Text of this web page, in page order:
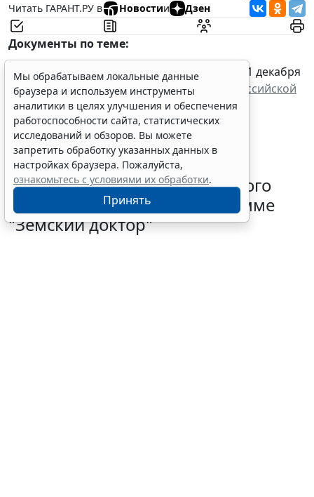
Читать ГАРАНТ.РУ в
Новостии Дзен
Документы по теме:
Федеральный конституционный закон от 31 декабря
1996 года № 1-ФКЗ "О судебной системе Российской
Федерации"
ВС РФ защитил право сельского
врача на выплату по программе
"Земский доктор"
Мы обрабатываем локальные данные
браузера и используем инструменты
аналитики в целях улучшения и обеспечения
работоспособности сайта, статистических
исследований и обзоров. Вы можете
запретить обработку указанных данных в
настройках браузера. Пожалуйста,
ознакомьтесь с условиями их обработки.
Принять